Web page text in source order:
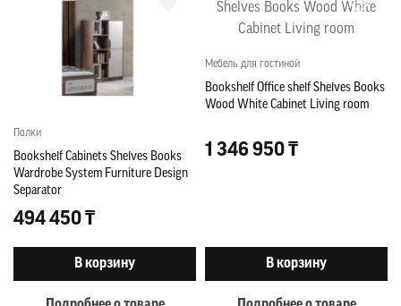
Полки
Bookshelf Cabinets Shelves Books
Wardrobe System Furniture Design
Separator
494 450 ₸
В корзину
Мебель для гостиной
Bookshelf Office shelf Shelves Books
Wood White Cabinet Living room
1 346 950 ₸
В корзину